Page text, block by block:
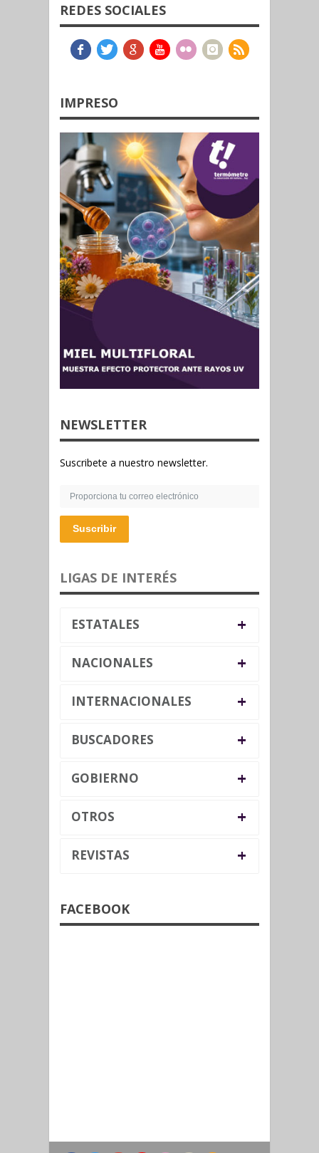
REDES SOCIALES
IMPRESO
NEWSLETTER
Suscribete a nuestro newsletter.
Suscribir
LIGAS DE INTERÉS
ESTATALES +
NACIONALES +
INTERNACIONALES +
BUSCADORES +
GOBIERNO +
OTROS +
REVISTAS +
FACEBOOK